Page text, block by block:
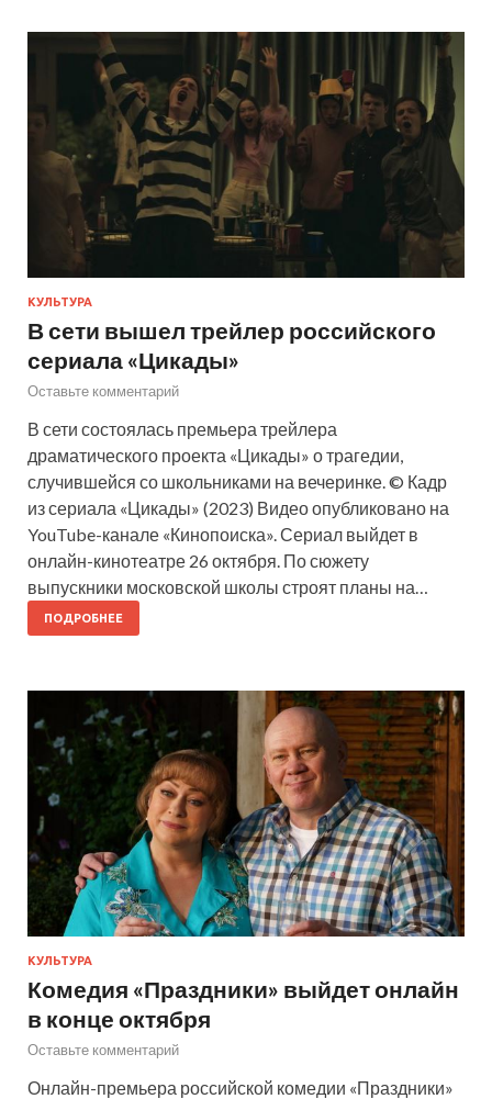
КУЛЬТУРА
В сети вышел трейлер российского
сериала «Цикады»
Оставьте комментарий
В сети состоялась премьера трейлера
драматического проекта «Цикады» о трагедии,
случившейся со школьниками на вечеринке. © Кадр
из сериала «Цикады» (2023) Видео опубликовано на
YouTube-канале «Кинопоиска». Сериал выйдет в
онлайн-кинотеатре 26 октября. По сюжету
выпускники московской школы строят планы на…
ПОДРОБНЕЕ
КУЛЬТУРА
Комедия «Праздники» выйдет онлайн
в конце октября
Оставьте комментарий
Онлайн-премьера российской комедии «Праздники»